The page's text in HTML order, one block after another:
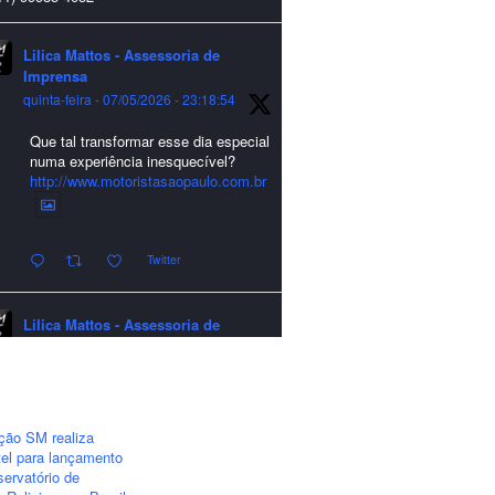
Lilica Mattos - Assessoria de
Imprensa
quinta-feira - 07/05/2026 - 23:18:54
Que tal transformar esse dia especial
numa experiência inesquecível?
http://www.motoristasaopaulo.com.br
Twitter
Lilica Mattos - Assessoria de
excelente Natal e um 2026 repleto de
conquistas e realizações para todos
clientes, jornalistas e amigos que
sempre nos acompanham!🎄✨🥂❤️
SM realiza
para lançamento
de